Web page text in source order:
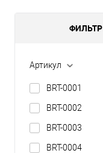
Артикул
BRT-0001
BRT-0002
BRT-0003
BRT-0004